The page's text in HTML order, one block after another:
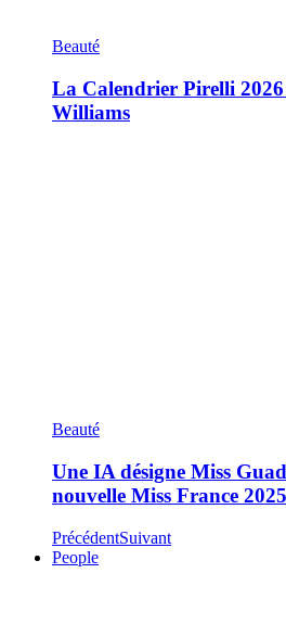
Beauté
La Calendrier Pirelli 2026
Williams
Beauté
Une IA désigne Miss
nouvelle Miss France 2025
PrécédentSuivant
People